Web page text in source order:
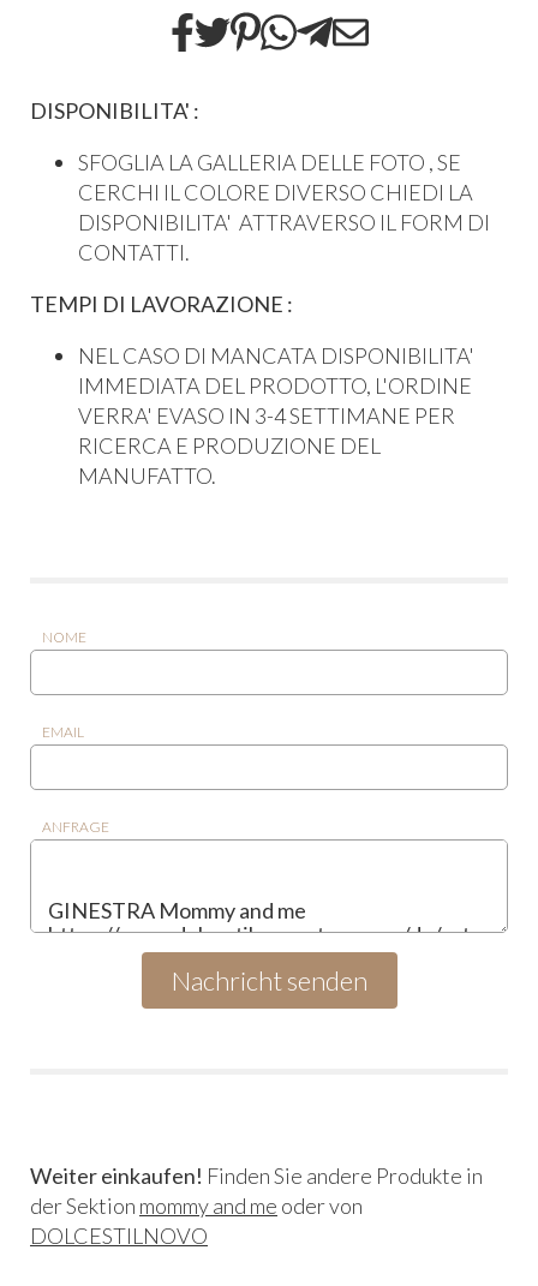
DISPONIBILITA' :
SFOGLIA LA GALLERIA DELLE FOTO , SE
CERCHI IL COLORE DIVERSO CHIEDI LA
DISPONIBILITA' ATTRAVERSO IL FORM DI
CONTATTI.
TEMPI DI LAVORAZIONE :
NEL CASO DI MANCATA DISPONIBILITA'
IMMEDIATA DEL PRODOTTO, L'ORDINE
VERRA' EVASO IN 3-4 SETTIMANE PER
RICERCA E PRODUZIONE DEL
MANUFATTO.
NOME
EMAIL
ANFRAGE
Weiter einkaufen! Finden Sie andere Produkte in
der Sektion mommy and me oder von
DOLCESTILNOVO